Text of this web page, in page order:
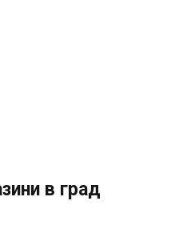
в град